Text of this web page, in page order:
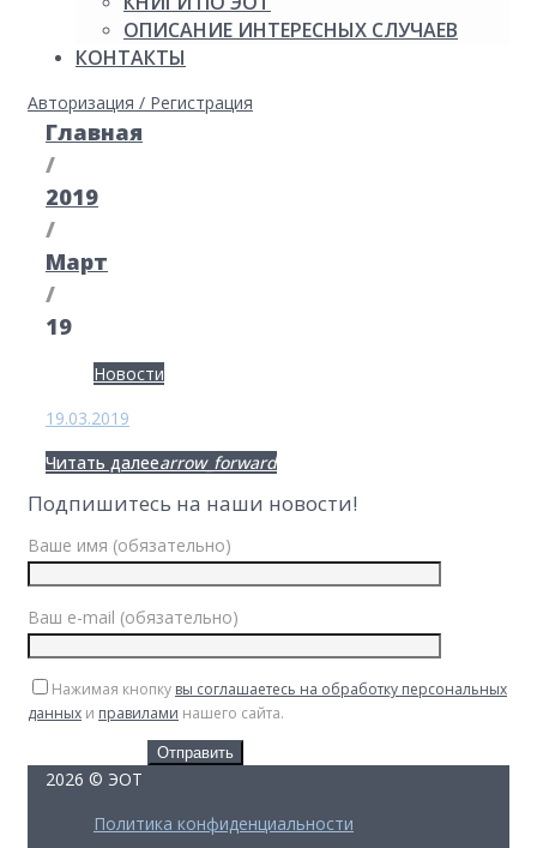
ОПИСАНИЕ ИНТЕРЕСНЫХ СЛУЧАЕВ
КОНТАКТЫ
Авторизация / Регистрация
Главная
/
2019
/
Март
/
19
День:
19.03.2019
Новости
19.03.2019
Facebook
Twitter
Google+
Читать далееarrow_forward
Подпишитесь на наши новости!
Ваше имя (обязательно)
Ваш e-mail (обязательно)
Нажимая кнопку вы соглашаетесь на обработку персональных
данных и правилами нашего сайта.
2026 © ЭОТ
Политика конфиденциальности